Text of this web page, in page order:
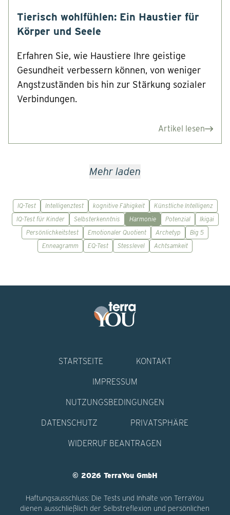
Tierisch wohlfühlen: Ein Haustier für
Körper und Seele
Erfahren Sie, wie Haustiere Ihre geistige
Gesundheit verbessern können, von weniger
Angstzuständen bis hin zur Stärkung sozialer
Verbindungen.
Artikel lesen
Mehr laden
IQ-Test Intelligenztest kognitive Fähigkeit
Künstliche Intelligenz
IQ-Test für Kinder
Selbsterkenntnis Harmonie Potenzial
Ikigai
Persönlichkeitstest
Emotionaler Quotient Archetyp
Big 5
Enneagramm
EQ-Test Stesslevel Achtsamkeit
STARTSEITE KONTAKT
IMPRESSUM
NUTZUNGSBEDINGUNGEN
DATENSCHUTZ PRIVATSPHÄRE
WIDERRUF BEANTRAGEN
© 2026 TerraYou GmbH
Haftungsausschluss: Die Tests und Inhalte von TerraYou
dienen ausschließlich der Selbstreflexion und persönlichen